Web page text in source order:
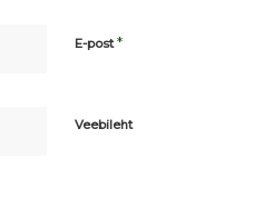
E-post*
Veebileht